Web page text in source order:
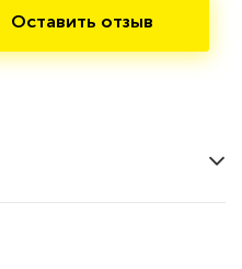
Оставить отзыв